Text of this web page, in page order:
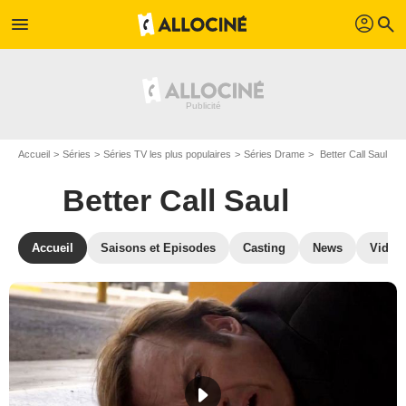
menu profil search
Accueil Séries Séries TV les plus populaires Séries Drame Better Call Saul
Better Call Saul
Accueil Saisons et Episodes Casting News